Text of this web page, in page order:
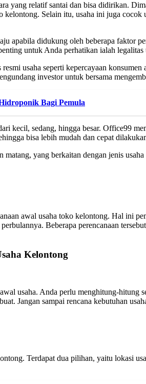
yang relatif santai dan bisa didirikan.
kelontong. Selain itu, usaha ini juga
apabila didukung oleh beberapa faktor
untuk Anda perhatikan ialah
usaha seperti kepercayaan
investor untuk bersama
Bagi Pemula
kecil, sedang, hingga besar. Office99
bisa lebih mudah dan cepat
yang berkaitan dengan jenis
awal usaha toko kelontong. Hal ini
Beberapa perencanaan
Kelontong
usaha. Anda perlu menghitung-
Jangan sampai rencana kebutuhan
Terdapat dua pilihan, yaitu lokasi